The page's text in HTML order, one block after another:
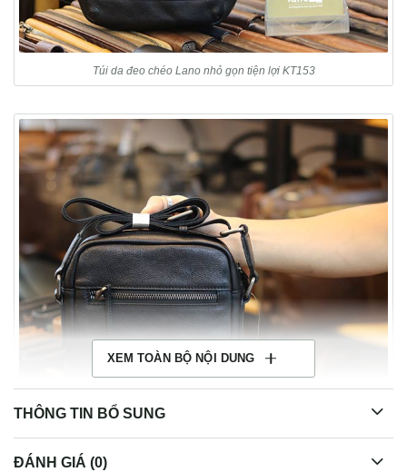
Túi da đeo chéo Lano nhỏ gọn tiện lợi KT153
XEM TOÀN BỘ NỘI DUNG
THÔNG TIN BỔ SUNG
ĐÁNH GIÁ (0)